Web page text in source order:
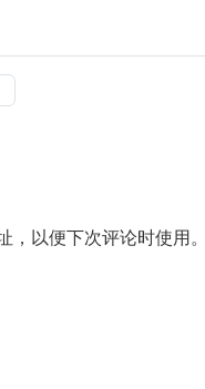
以便下次评论时使用。